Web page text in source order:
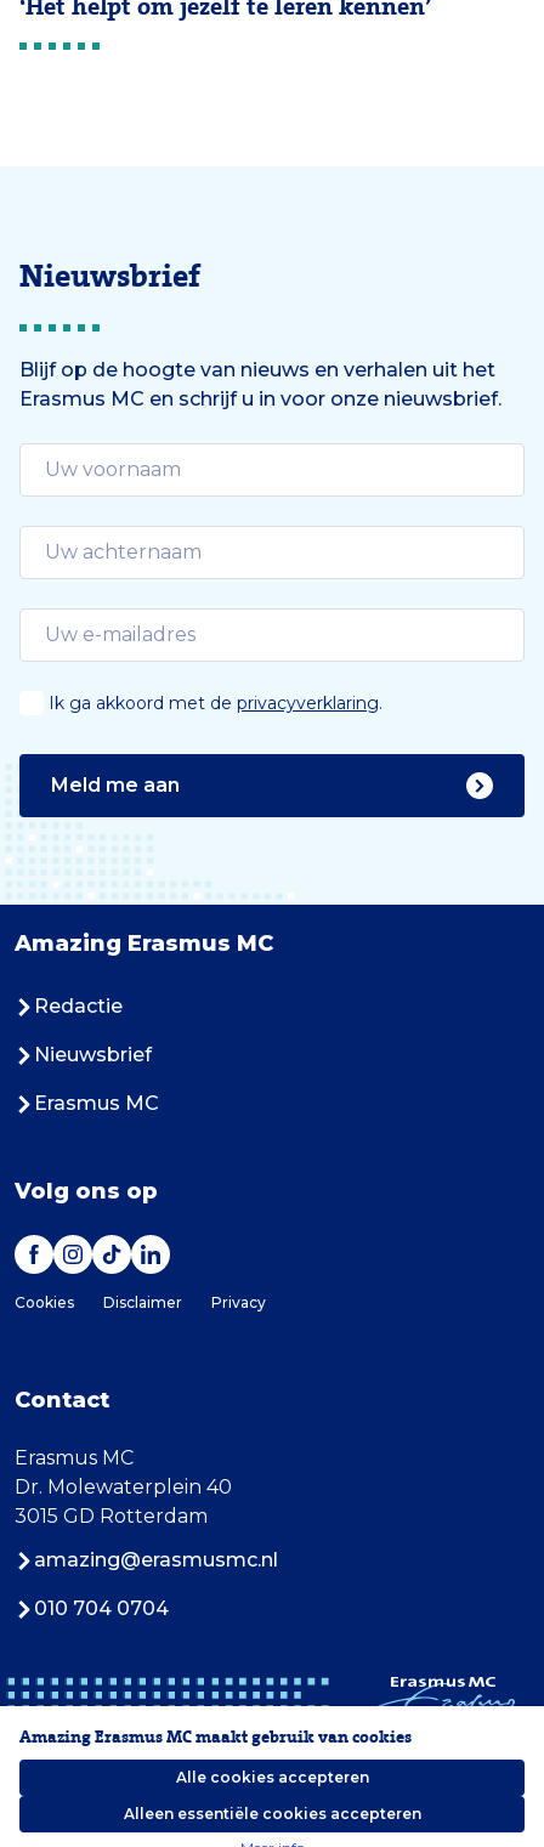
‘Het helpt om jezelf te leren kennen’
Nieuwsbrief
Blijf op de hoogte van nieuws en verhalen uit het
Erasmus MC en schrijf u in voor onze nieuwsbrief.
Ik ga akkoord met de privacyverklaring.
Meld me aan
Amazing Erasmus MC
Redactie
Nieuwsbrief
Erasmus MC
Volg ons op
Cookies Disclaimer Privacy
Contact
Erasmus MC
Dr. Molewaterplein 40
3015 GD Rotterdam
amazing@erasmusmc.nl
010 704 0704
2026 Erasmus MC
Amazing Erasmus MC maakt gebruik van cookies
Alle cookies accepteren
Alleen essentiële cookies accepteren